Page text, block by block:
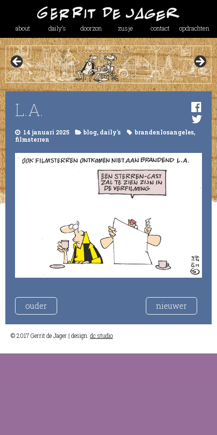
about daily’s doorzon zusje contact opdrachten
L.A.
14 januari 2025 blog, daily's brandenlosangeles,
filmsterren
ouder nieuwer
© 2017 Gerrit de Jager | design: dc studio